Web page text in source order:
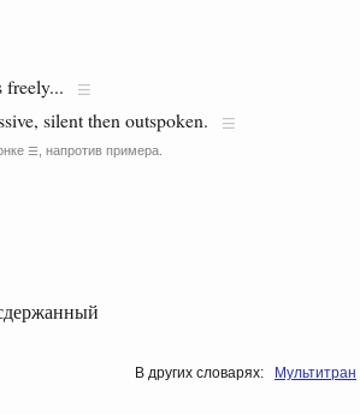
freely...
silent then outspoken.
☰ , напротив примера.
В других словарях: Мультитран